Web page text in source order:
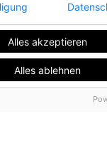
Alles akzeptieren
Alles ablehnen